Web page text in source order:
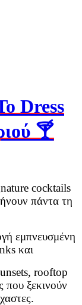
Dress
🍸
cocktails
πάντα τη
εμπνευσμένη
και
rooftop
που ξεκινούν